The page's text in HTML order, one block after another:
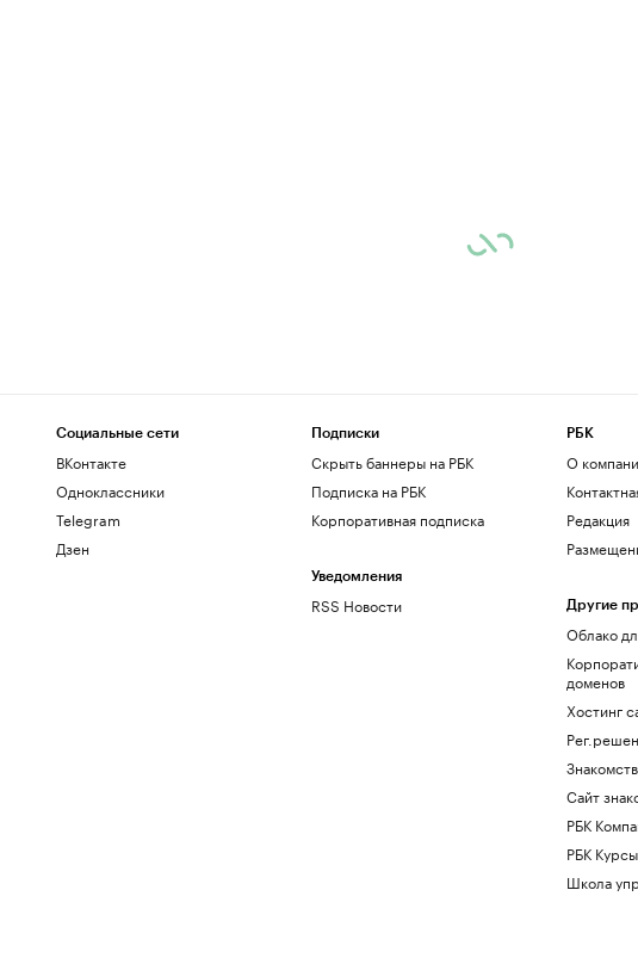
Социальные сети
ВКонтакте
Одноклассники
Telegram
Дзен
Подписки
Скрыть баннеры на РБК
Подписка на РБК
Корпоративная подписка
Уведомления
RSS Новости
РБК
О
Редакция
Другие
Облако
доменов
Хостинг
Сайт
РБК
РБК Курсы
Школа